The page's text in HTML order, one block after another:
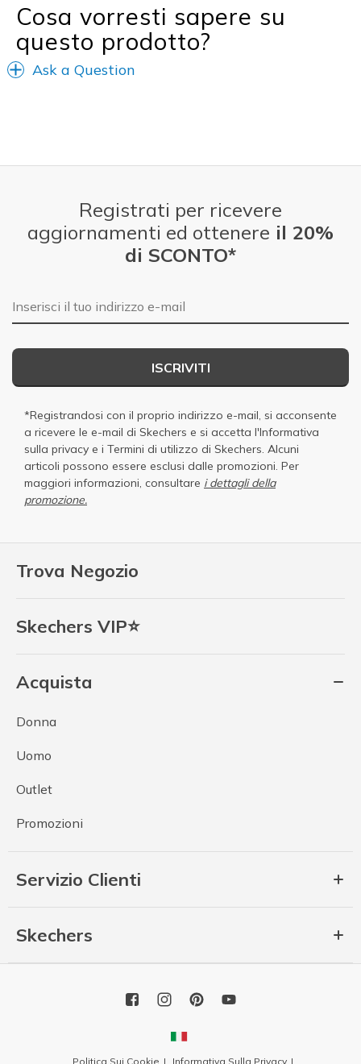
Travel
Width
Feels true to width
Sizing
Feels true to size
Cosa vorresti sapere su
questo prodotto?
Ask a Question
Trova Negozio
Skechers VIP⭐
Acquista
Donna
Uomo
Outlet
Promozioni
Servizio Clienti
Skechers
Registrati per ricevere
aggiornamenti ed ottenere il 20%
di SCONTO*
E-mail
ISCRIVITI
*Registrandosi con il proprio indirizzo e-mail, si acconsente
a ricevere le e-mail di Skechers e si accetta l'Informativa
sulla privacy e i Termini di utilizzo di Skechers . Alcuni
articoli possono essere esclusi dalle promozioni. Per
maggiori informazioni, consultare i dettagli della
promozione.
Politica Sui Cookie Informativa Sulla Privacy